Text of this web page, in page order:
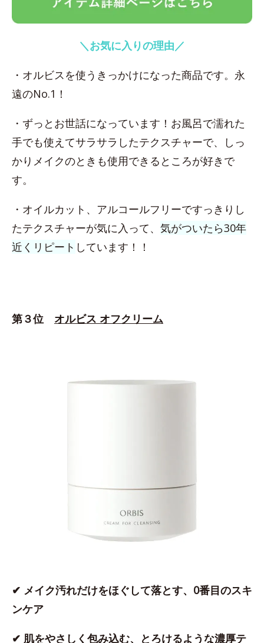
＼お気に入りの理由／
・オルビスを使うきっかけになった商品です。永
遠のNo.1！
・ずっとお世話になっています！お風呂で濡れた
手でも使えてサラサラしたテクスチャーで、しっ
かりメイクのときも使用できるところが好きで
す。
・オイルカット、アルコールフリーですっきりし
たテクスチャーが気に入って、 気がついたら30年
近くリピート しています！！
第３位 オルビス オフクリーム
✔ メイク汚れだけをほぐして落とす、0番目のスキ
ンケア
✔ 肌をやさしく包み込む、とろけるような濃厚テ